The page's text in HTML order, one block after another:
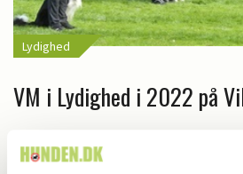
Lydighed
VM i Lydighed i 2022 på